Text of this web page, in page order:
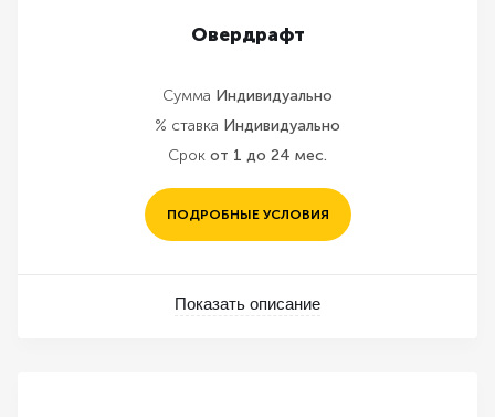
Овердрафт
Сумма Индивидуально
% ставка Индивидуально
Срок от 1 до 24 мес.
ПОДРОБНЫЕ УСЛОВИЯ
Показать описание